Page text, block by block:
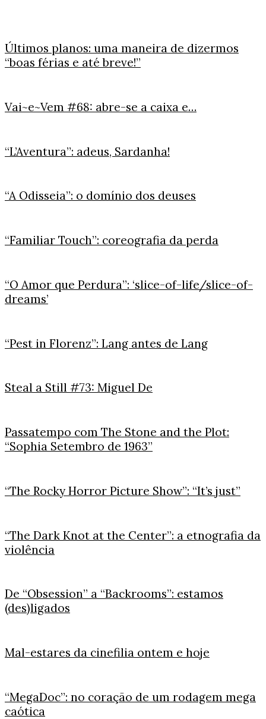
Últimos planos: uma maneira de dizermos
“boas férias e até breve!”
Vai~e~Vem #68: abre-se a caixa e…
“L’Aventura”: adeus, Sardanha!
“A Odisseia”: o domínio dos deuses
“Familiar Touch”: coreografia da perda
“O Amor que Perdura”: ‘slice-of-life/slice-of-
dreams’
“Pest in Florenz”: Lang antes de Lang
Steal a Still #73: Miguel De
Passatempo com The Stone and the Plot:
“Sophia Setembro de 1963”
“The Rocky Horror Picture Show”: “It’s just”
“The Dark Knot at the Center”: a etnografia da
violência
De “Obsession” a “Backrooms”: estamos
(des)ligados
Mal-estares da cinefilia ontem e hoje
“MegaDoc”: no coração de um rodagem mega
caótica